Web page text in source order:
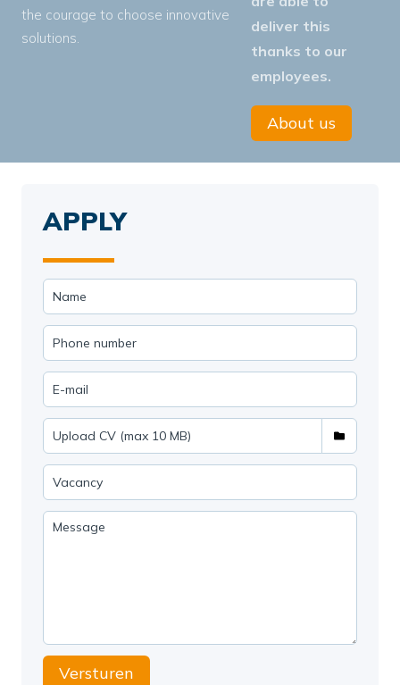
the courage to choose innovative
solutions.
deliver this
thanks to our
employees.
About us
APPLY
Versturen